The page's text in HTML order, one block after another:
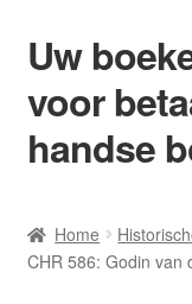
Ga
door
naar
navigatie
Ga
naar
de
inhoud
Uw
voor
handse
Afrekenen
Home
CHR 586: Godin van